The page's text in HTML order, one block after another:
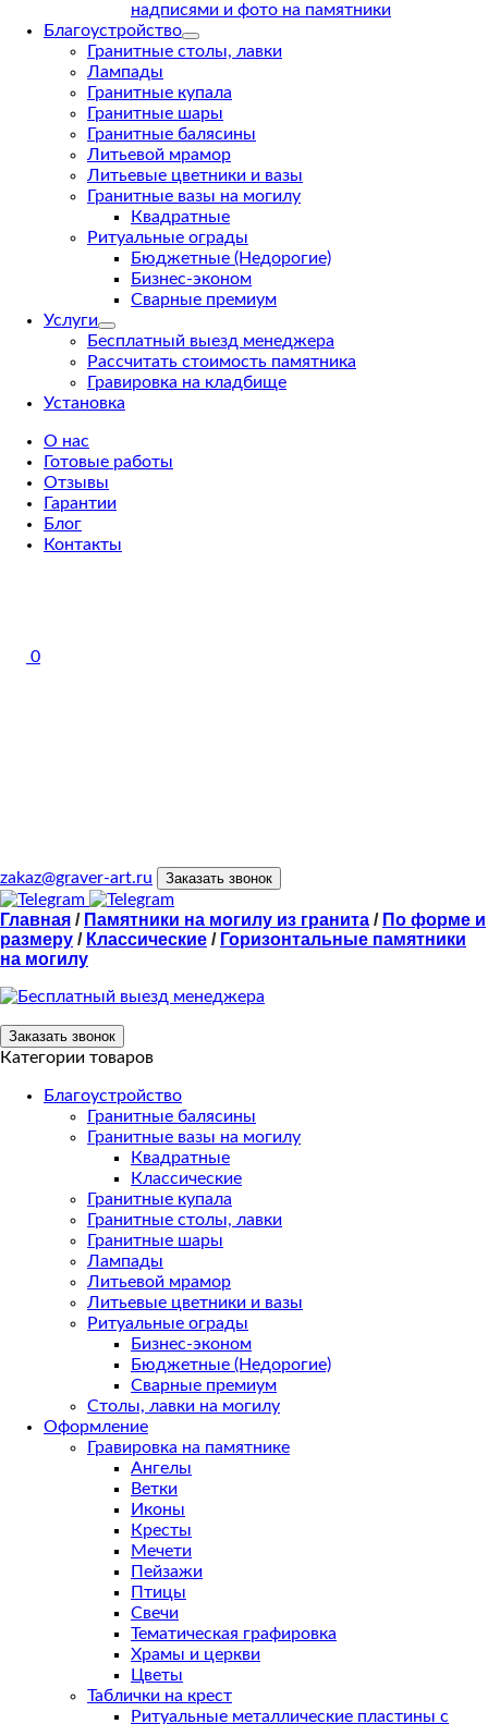
надписями и фото на памятники
Благоустройство
Гранитные столы, лавки
Лампады
Гранитные купала
Гранитные шары
Гранитные балясины
Литьевой мрамор
Литьевые цветники и вазы
Гранитные вазы на могилу
Квадратные
Ритуальные ограды
Бюджетные (Недорогие)
Бизнес-эконом
Сварные премиум
Услуги
Бесплатный выезд менеджера
Рассчитать стоимость памятника
Гравировка на кладбище
Установка
О нас
Готовые работы
Отзывы
Гарантии
Блог
Контакты
0
zakaz@graver-art.ru Заказать звонок
Главная / Памятники на могилу из гранита / По форме и
размеру / Классические / Горизонтальные памятники
на могилу
Заказать звонок
Категории товаров
Благоустройство
Гранитные балясины
Гранитные вазы на могилу
Квадратные
Классические
Гранитные купала
Гранитные столы, лавки
Гранитные шары
Лампады
Литьевой мрамор
Литьевые цветники и вазы
Ритуальные ограды
Бизнес-эконом
Бюджетные (Недорогие)
Сварные премиум
Столы, лавки на могилу
Оформление
Гравировка на памятнике
Ангелы
Ветки
Иконы
Кресты
Мечети
Пейзажи
Птицы
Свечи
Тематическая графировка
Храмы и церкви
Цветы
Таблички на крест
Ритуальные металлические пластины с